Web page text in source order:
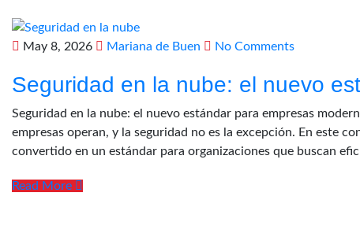
May 8, 2026 Mariana de Buen No Comments
Seguridad en la nube: el nuevo
Seguridad en la nube: el nuevo estándar para empresas
empresas operan, y la seguridad no es la excepción. En este
convertido en un estándar para organizaciones que buscan
Read More